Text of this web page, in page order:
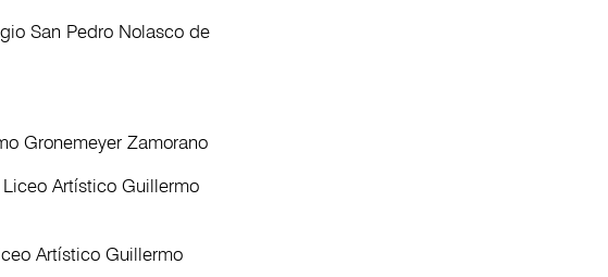
San Pedro Nolasco de
Gronemeyer Zamorano
Artístico Guillermo
Artístico Guillermo